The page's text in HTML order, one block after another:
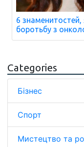
6 знаменитостей,
боротьбу з
Categories
Бізнес
Спорт
Мистецтво та